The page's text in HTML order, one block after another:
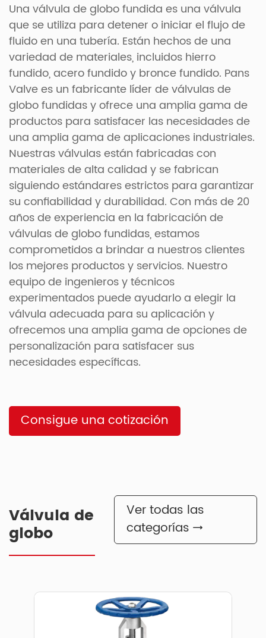
Una válvula de globo fundida es una válvula
que se utiliza para detener o iniciar el flujo de
fluido en una tubería. Están hechos de una
variedad de materiales, incluidos hierro
fundido, acero fundido y bronce fundido. Pans
Valve es un fabricante líder de válvulas de
globo fundidas y ofrece una amplia gama de
productos para satisfacer las necesidades de
una amplia gama de aplicaciones industriales.
Nuestras válvulas están fabricadas con
materiales de alta calidad y se fabrican
siguiendo estándares estrictos para garantizar
su confiabilidad y durabilidad. Con más de 20
años de experiencia en la fabricación de
válvulas de globo fundidas, estamos
comprometidos a brindar a nuestros clientes
los mejores productos y servicios. Nuestro
equipo de ingenieros y técnicos
experimentados puede ayudarlo a elegir la
válvula adecuada para su aplicación y
ofrecemos una amplia gama de opciones de
personalización para satisfacer sus
necesidades específicas.
Consigue una cotización
Válvula de
globo
Ver todas las
categorías